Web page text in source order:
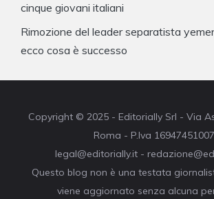
cinque giovani italiani
Rimozione del leader separatista
ecco cosa è successo
Copyright © 2025 - Editorially Srl - Via
Roma - P.Iva 16947451007
legal@editorially.it -
Questo blog non è una testata
viene aggiornato senza alcuna